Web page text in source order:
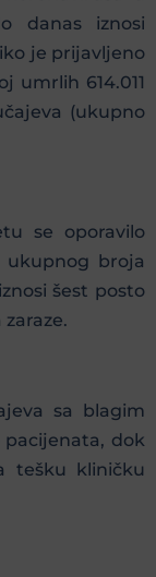
danas iznosi
je prijavljeno
umrlih 614.011
(ukupno
se oporavilo
ukupnog broja
šest posto
sa blagim
pacijenata, dok
tešku kliničku